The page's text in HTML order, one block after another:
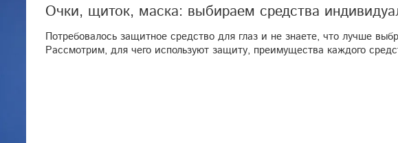
Очки, щиток, маска: выбираем средства
Потребовалось защитное средство для глаз и не знаете, что лучше
Рассмотрим, для чего используют защиту, преимущества каждого